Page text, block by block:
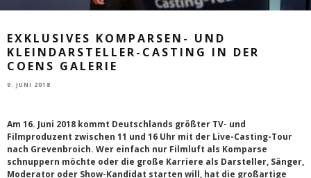
EXKLUSIVES KOMPARSEN- UND
KLEINDARSTELLER-CASTING IN DER
COENS GALERIE
9. JUNI 2018
Am 16. Juni 2018 kommt Deutschlands größter TV- und
Filmproduzent zwischen 11 und 16 Uhr mit der Live-Casting-Tour
nach Grevenbroich. Wer einfach nur Filmluft als Komparse
schnuppern möchte oder die große Karriere als Darsteller, Sänger,
Moderator oder Show-Kandidat starten will, hat die großartige